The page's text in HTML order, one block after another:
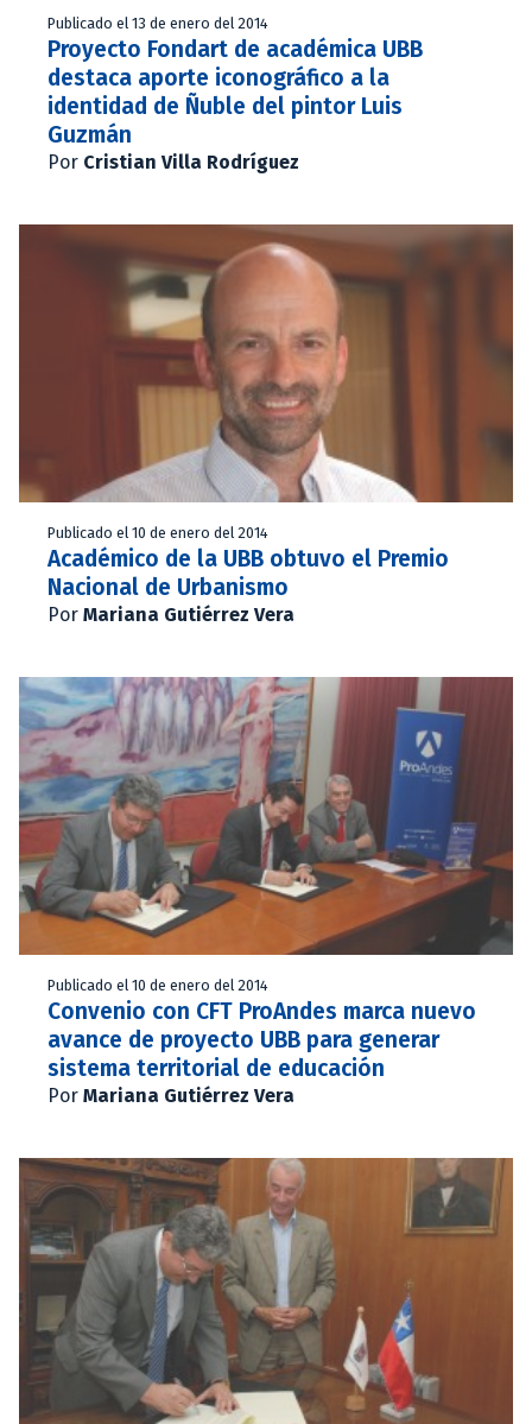
Publicado el 13 de enero del 2014
Proyecto Fondart de académica UBB
destaca aporte iconográfico a la
identidad de Ñuble del pintor Luis
Guzmán
Por Cristian Villa Rodríguez
Publicado el 10 de enero del 2014
Académico de la UBB obtuvo el Premio
Nacional de Urbanismo
Por Mariana Gutiérrez Vera
Publicado el 10 de enero del 2014
Convenio con CFT ProAndes marca nuevo
avance de proyecto UBB para generar
sistema territorial de educación
Por Mariana Gutiérrez Vera